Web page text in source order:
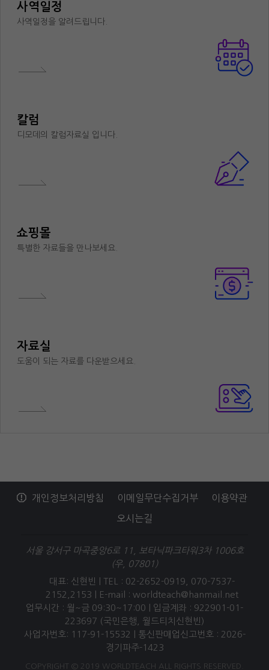
사역일정
사역일정을 알려드립니다.
칼럼
디모데의 칼럼자료실 입니다.
쇼핑몰
특별한 자료들을 만나보세요.
자료실
도움이 되는 자료를 다운받으세요.
개인정보처리방침 이메일무단수집거부 이용약관
오시는길
서울 강서구 마곡중앙6로 11, 보타닉파크타워3차 1006호
(우, 07801)
대표: 신현빈 | TEL : 02-2652-0919, 070-7537-
2152,2153 |
E-mail : worldteach@hanmail.net
업무시간 : 월~금 09:30~17:00 | 입금계좌 : 922901-01-
223697 (국민은행, 월드티치신현빈)
사업자번호: 117-91-15532 | 통신판매업신고번호 : 2026-
경기파주-1423
COPYRIGHT © 2019 WORLDTEACH ALL RIGHTS RESERVED.